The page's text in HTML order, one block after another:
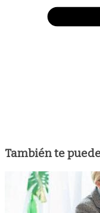
También te